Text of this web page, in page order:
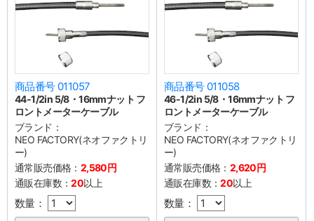
商品番号 011057
44-1/2in 5/8・16mmナット フ
ロントメーターケーブル
ブランド：
NEO FACTORY(ネオファクトリ
ー)
通常販売価格： 2,580円
通販在庫数：20以上
数量：
商品番号 011058
46-1/2in 5/8・16mmナット フ
ロントメーターケーブル
ブランド：
NEO FACTORY(ネオファクトリ
ー)
通常販売価格： 2,620円
通販在庫数：20以上
数量：